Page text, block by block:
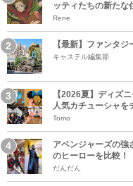
ッティたちの新たな
Rene
【最新】ファンタ
キャステル編集部
【2026夏】ディズ
人気カチューシャを
Tomo
アベンジャーズの強
のヒーローを比較！
だんだん